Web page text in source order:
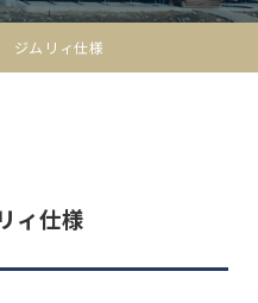
ジムリィ仕様
ィ仕様